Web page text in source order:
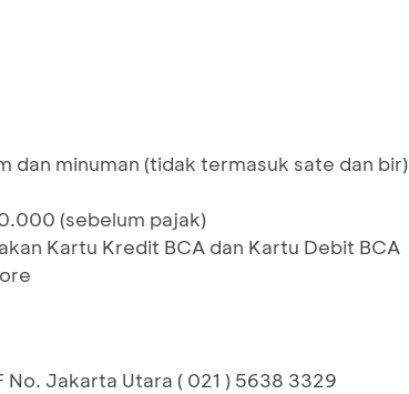
dan minuman (tidak termasuk sate dan bir)
(sebelum pajak)
Kartu Kredit BCA dan Kartu Debit BCA
No. Jakarta Utara ( 021 ) 5638 3329